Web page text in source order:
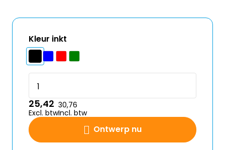
Kleur inkt
Ontwerp nu
25,42
Excl. btw
30,76
Incl. btw